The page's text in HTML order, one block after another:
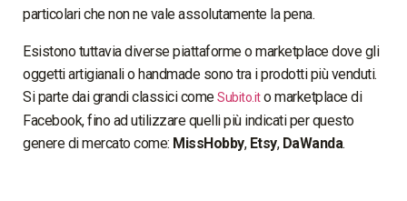
particolari che non ne vale assolutamente la pena.
Esistono tuttavia diverse piattaforme o marketplace dove gli
oggetti artigianali o handmade sono tra i prodotti più venduti.
Si parte dai grandi classici comeSubito.ito marketplace di
Facebook, fino ad utilizzare quelli più indicati per questo
genere di mercato come: MissHobby, Etsy, DaWanda.